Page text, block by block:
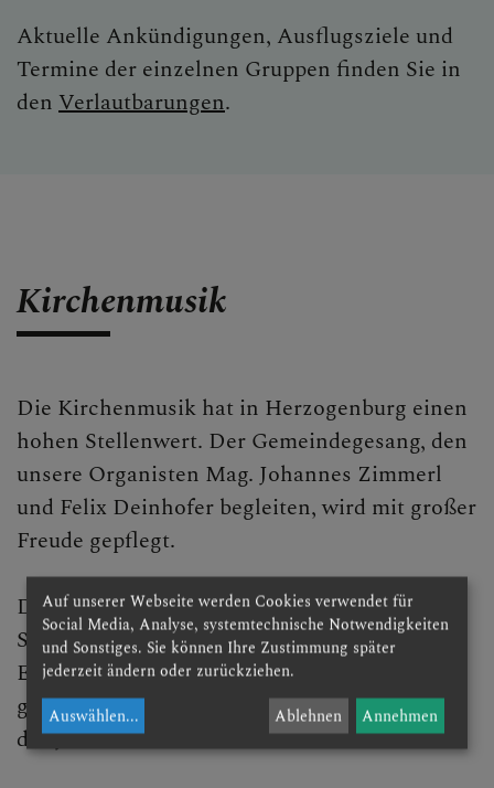
Aktuelle Ankündigungen, Ausflugsziele und
Termine der einzelnen Gruppen finden Sie in
den Verlautbarungen.
Kirchenmusik
Die Kirchenmusik hat in Herzogenburg einen
hohen Stellenwert. Der Gemeindegesang, den
unsere Organisten Mag. Johannes Zimmerl
und Felix Deinhofer begleiten, wird mit großer
Freude gepflegt.
Das neue geistliche Lied wird musiziert vom
Singkreis. Dieser trägt die Firm- und
Erstkommuniongottesdienste mit und
gestalten die Familiengottesdienste im Lauf
des Jahres.
Auf unserer Webseite werden Cookies verwendet für
Social Media, Analyse, systemtechnische Notwendigkeiten
und Sonstiges. Sie können Ihre Zustimmung später
jederzeit ändern oder zurückziehen.
Auswählen... Ablehnen Annehmen